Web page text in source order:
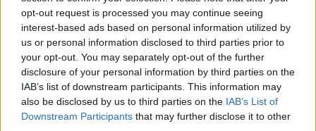
opt-out request is processed you may continue seeing
interest-based ads based on personal information utilized by
us or personal information disclosed to third parties prior to
your opt-out. You may separately opt-out of the further
disclosure of your personal information by third parties on the
IAB’s list of downstream participants. This information may
also be disclosed by us to third parties on the IAB’s List of
Downstream Participants that may further disclose it to other
e sicurezzaLa privacy e la sicurezza dei dati sono
fondamentali quando si utilizzano le SMS API per l’autenticazione a
due fattori. È essenziale adottare misure come la cifratura end-to-
end per proteggere i dati inviati tramite SMS e prevenire
intercettazioni o accessi non autorizzati. Inoltre, è importante
implementare politiche di conservazione sicura dei dati e rispettare